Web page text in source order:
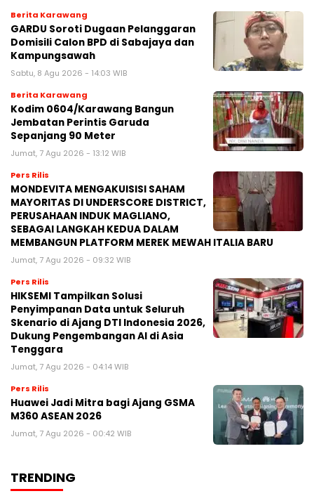
Berita Karawang
GARDU Soroti Dugaan Pelanggaran
Domisili Calon BPD di Sabajaya dan
Kampungsawah
Sabtu, 8 Agu 2026 - 14:03 WIB
Berita Karawang
Kodim 0604/Karawang Bangun
Jembatan Perintis Garuda
Sepanjang 90 Meter
Jumat, 7 Agu 2026 - 13:12 WIB
Pers Rilis
MONDEVITA MENGAKUISISI SAHAM
MAYORITAS DI UNDERSCORE DISTRICT,
PERUSAHAAN INDUK MAGLIANO,
SEBAGAI LANGKAH KEDUA DALAM
MEMBANGUN PLATFORM MEREK MEWAH ITALIA BARU
Jumat, 7 Agu 2026 - 09:32 WIB
Pers Rilis
HIKSEMI Tampilkan Solusi
Penyimpanan Data untuk Seluruh
Skenario di Ajang DTI Indonesia 2026,
Dukung Pengembangan AI di Asia
Tenggara
Jumat, 7 Agu 2026 - 04:14 WIB
Pers Rilis
Huawei Jadi Mitra bagi Ajang GSMA
M360 ASEAN 2026
Jumat, 7 Agu 2026 - 00:42 WIB
TRENDING